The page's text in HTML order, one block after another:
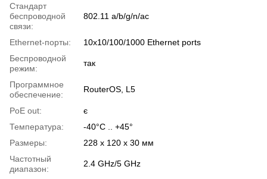
Стандарт
беспроводной
связи:
802.11 a/b/g/n/ac
Ethernet-порты:
10х10/100/1000 Ethernet ports
Беспроводной
режим:
так
Программное
обеспечение:
RouterOS, L5
PoE out:
є
Температура:
-40°C .. +45°
Размеры:
228 x 120 x 30 мм
Частотный
диапазон:
2.4 GHz/5 GHz